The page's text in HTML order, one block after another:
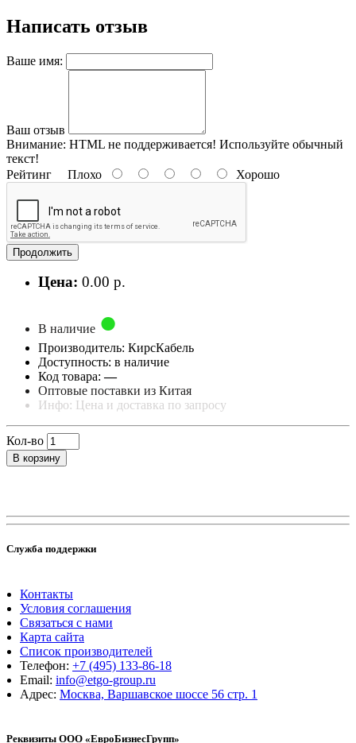
Написать отзыв
Ваше имя:
Ваш отзыв
Внимание: HTML не поддерживается! Используйте обычный
текст!
Рейтинг Плохо Хорошо
Продолжить
Цена: 0.00 р.
В наличие
Производитель: КирсКабель
Доступность: в наличие
Код товара:—
Оптовые поставки из Китая
Инфо: Цена и доставка по запросу
Кол-во
В корзину
Служба поддержки
Контакты
Условия соглашения
Связаться с нами
Карта сайта
Список производителей
Телефон: +7 (495) 133-86-18
Email: info@etgo-group.ru
Адрес: Москва, Варшавское шоссе 56 стр. 1
Реквизиты ООО «ЕвроБизнесГрупп»